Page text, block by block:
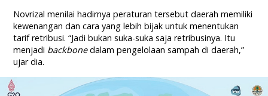
Novrizal menilai hadirnya peraturan tersebut daerah memiliki
kewenangan dan cara yang lebih bijak untuk menentukan
tarif retribusi. “Jadi bukan suka-suka saja retribusinya. Itu
menjadi backbonedalam pengelolaan sampah di daerah,”
ujar dia.